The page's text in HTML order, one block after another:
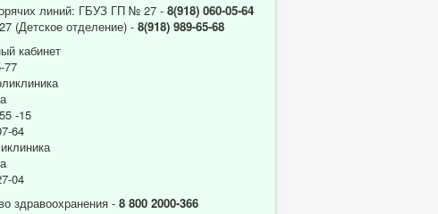
линий: ГБУЗ ГП № 27 - 8(918) 060-05-64
(Детское отделение) - 8(918) 989-65-68
кабинет
77
-15
64
04
здравоохранения - 8 800 2000-366